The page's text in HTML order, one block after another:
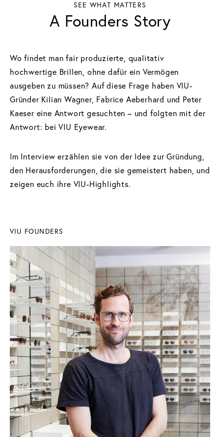
SEE WHAT MATTERS
A Founders Story
Wo findet man fair produzierte, qualitativ
hochwertige Brillen, ohne dafür ein Vermögen
ausgeben zu müssen? Auf diese Frage haben VIU-
Gründer Kilian Wagner, Fabrice Aeberhard und Peter
Kaeser eine Antwort gesuchten – und folgten mit der
Antwort: bei VIU Eyewear.
Im Interview erzählen sie von der Idee zur Gründung,
den Herausforderungen, die sie gemeistert haben, und
zeigen euch ihre VIU-Highlights.
VIU FOUNDERS